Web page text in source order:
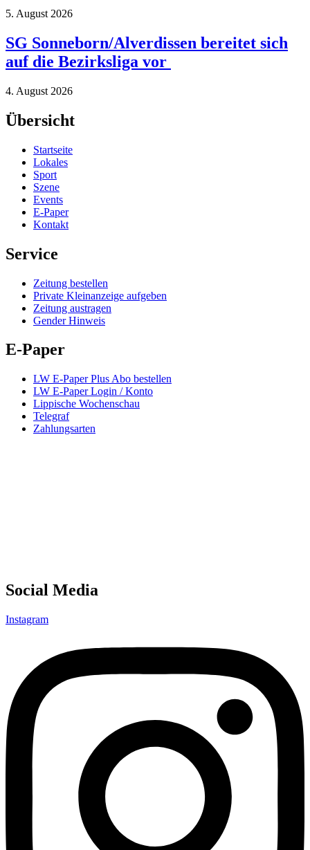
5. August 2026
SG Sonneborn/Alverdissen bereitet sich
auf die Bezirksliga vor
4. August 2026
Übersicht
Startseite
Lokales
Sport
Szene
Events
E-Paper
Kontakt
Service
Zeitung bestellen
Private Kleinanzeige aufgeben
Zeitung austragen
Gender Hinweis
E-Paper
LW E-Paper Plus Abo bestellen
LW E-Paper Login / Konto
Lippische Wochenschau
Telegraf
Zahlungsarten
Social Media
Instagram